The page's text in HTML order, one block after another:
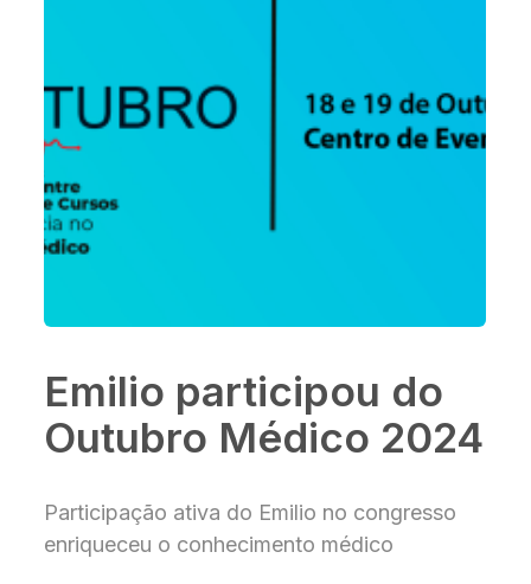
Emilio participou do
Outubro Médico 2024
Participação ativa do Emilio no congresso
enriqueceu o conhecimento médico